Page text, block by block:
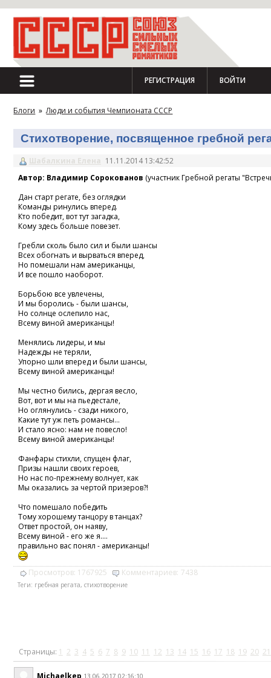
РЕГИСТРАЦИЯ ВОЙТИ
Блоги » Люди и события Чемпионата СССР
Стихотворение, посвященное гребной
Шабалкина Елена 11.11.2014 13:42:52
Автор: Владимир Сорокованов (участник Гребной регаты
Дан старт регате, без оглядки
Команды ринулись вперед.
Кто победит, вот тут загадка,
Кому здесь больше повезет.
Гребли сколь было сил и были шансы
Всех обогнать и вырваться вперед,
Но помешали нам американцы,
И все пошло наоборот.
Борьбою все увлечены,
И мы боролись - были шансы,
Но солнце ослепило нас,
Всему виной американцы!
Менялись лидеры, и мы
Надежды не теряли,
Упорно шли вперед и были шансы,
Всему виной американцы!
Мы честно бились, дергая весло,
Вот, вот и мы на пьедестале,
Но оглянулись - сзади никого,
Какие тут уж петь романсы...
И стало ясно: нам не повесло!
Всему виной американцы!
Фанфары стихли, спущен флаг,
Призы нашли своих героев,
Но нас по-прежнему волнует, как
Мы оказались за чертой призеров?!
Что помешало победить
Тому хорошему танцору в танцах?
Ответ простой, он наяву,
Всему виной - его же я....
правильно вас понял - американцы!
Просмотров: 1767925 Комментариев: 7438
Теги: гребная регата, стихотворение
Страницы: 1 2 3 4 5 6 7 8 9 10 11 12 13 14 15 16 17 18 19 20 21